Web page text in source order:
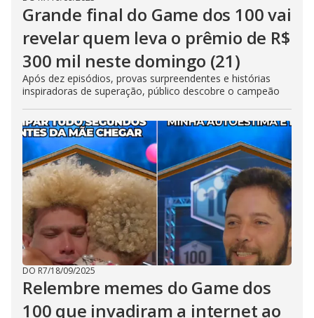
Grande final do Game dos 100 vai
revelar quem leva o prêmio de R$
300 mil neste domingo (21)
Após dez episódios, provas surpreendentes e histórias
inspiradoras de superação, público descobre o campeão
DO R7/18/09/2025
Relembre memes do Game dos
100 que invadiram a internet ao